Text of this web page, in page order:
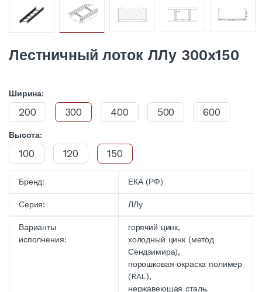
Лестничный лоток ЛЛу 300x150
Ширина:
200 300 400 500 600
Высота:
100 120 150
Бренд: ЕКА (РФ)
Серия: ЛЛу
Варианты
исполнения:
горячий цинк,
холодный цинк (метод
Сендзимира),
порошковая окраска полимер
(RAL),
нержавеющая сталь.